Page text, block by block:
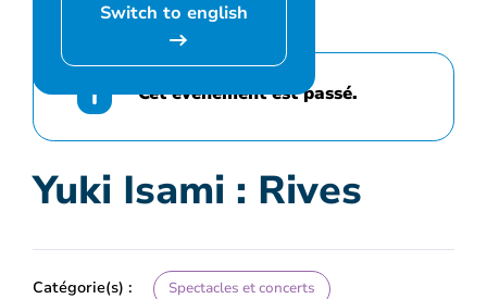
Switch to english
Cet événement est passé.
Yuki Isami : Rives
Catégorie(s) : Spectacles et concerts